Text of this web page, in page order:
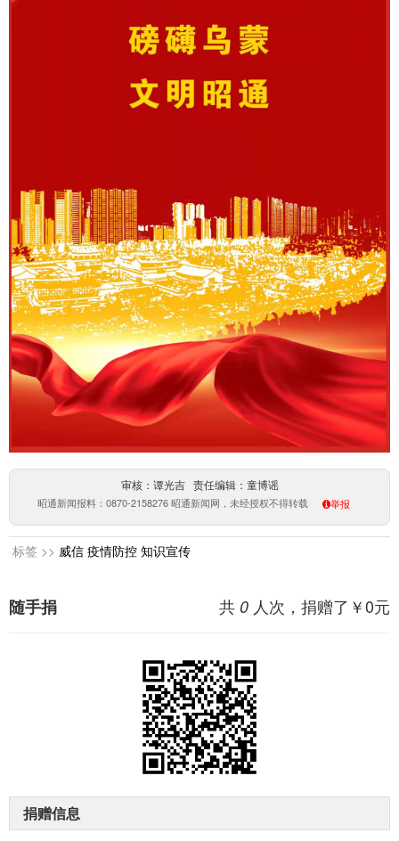
审核：谭光吉 责任编辑：童博谣
昭通新闻报料：0870-2158276 昭通新闻网，未经授权不得转载 举报
标签 >> 威信 疫情防控 知识宣传
共 0 人次，捐赠了￥0元
随手捐
捐赠信息